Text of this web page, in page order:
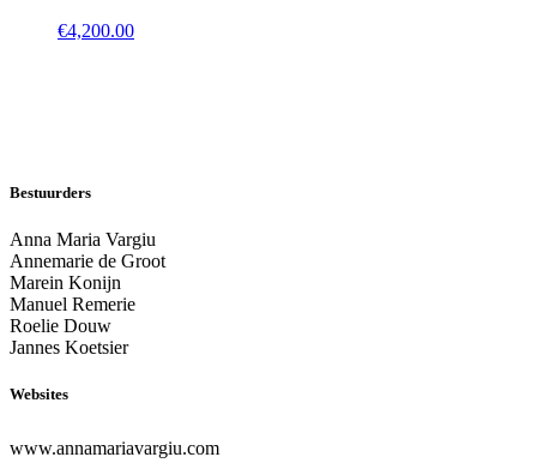
€4,200.00
Bestuurders
Anna Maria Vargiu
Annemarie de Groot
Marein Konijn
Manuel Remerie
Roelie Douw
Jannes Koetsier
Websites
www.annamariavargiu.com